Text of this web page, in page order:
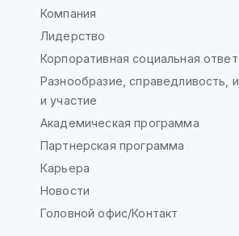
Компания
Лидерство
Корпоративная социальная
Разнообразие, справедливость,
и участие
Академическая программа
Партнерская программа
Карьера
Новости
Головной офис/Контакт